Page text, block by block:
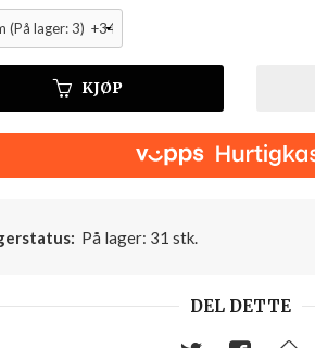
KJØP
På lager: 31 stk.
DEL DETTE